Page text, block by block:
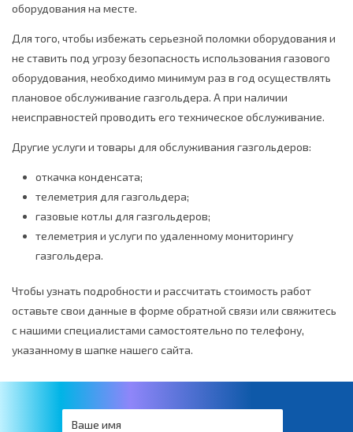
оборудования на месте.
Для того, чтобы избежать серьезной поломки оборудования и
не ставить под угрозу безопасность использования газового
оборудования, необходимо минимум раз в год осуществлять
плановое обслуживание газгольдера. А при наличии
неисправностей проводить его техническое обслуживание.
Другие услуги и товары для обслуживания газгольдеров:
откачка конденсата;
телеметрия для газгольдера;
газовые котлы для газгольдеров;
телеметрия и услуги по удаленному мониторингу
газгольдера.
Чтобы узнать подробности и рассчитать стоимость работ
оставьте свои данные в форме обратной связи или свяжитесь
с нашими специалистами самостоятельно по телефону,
указанному в шапке нашего сайта.